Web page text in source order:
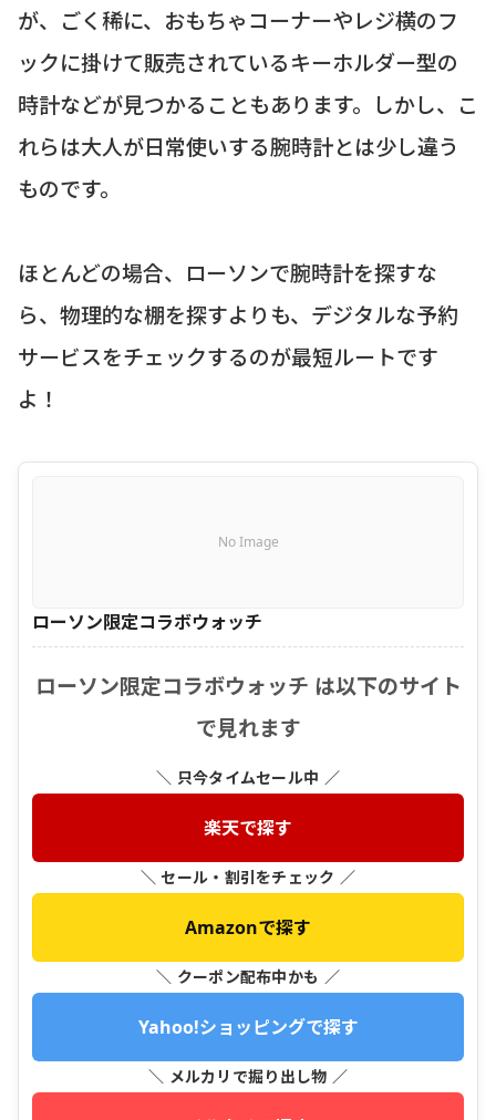
が、ごく稀に、おもちゃコーナーやレジ横のフ
ックに掛けて販売されているキーホルダー型の
時計などが見つかることもあります。しかし、こ
れらは大人が日常使いする腕時計とは少し違う
ものです。
ほとんどの場合、ローソンで腕時計を探すな
ら、物理的な棚を探すよりも、デジタルな予約
サービスをチェックするのが最短ルートです
よ！
No Image
ローソン限定コラボウォッチ
ローソン限定コラボウォッチ は以下のサイト
で見れます
＼ 只今タイムセール中 ／
楽天で探す
＼ セール・割引をチェック ／
Amazonで探す
＼ クーポン配布中かも ／
Yahoo!ショッピングで探す
＼ メルカリで掘り出し物 ／